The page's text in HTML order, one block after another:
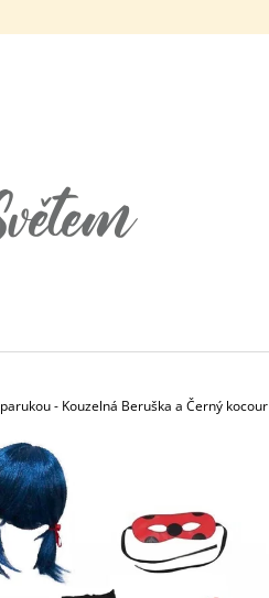
- Kouzelná Beruška a Černý kocour
519 Kč